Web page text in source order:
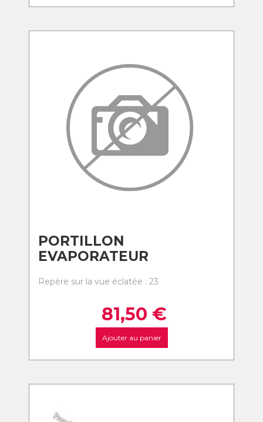
PORTILLON
EVAPORATEUR
Repère sur la vue éclatée : 23
81,50 €
Ajouter au panier